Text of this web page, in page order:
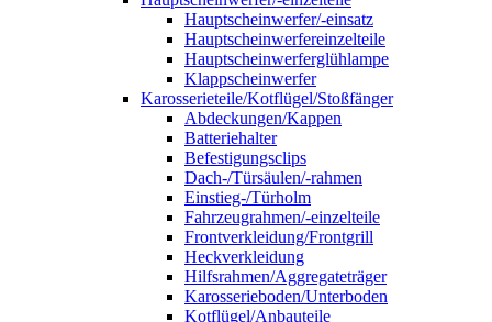
Hauptscheinwerfer/-einsatz
Hauptscheinwerfereinzelteile
Hauptscheinwerferglühlampe
Klappscheinwerfer
Karosserieteile/Kotflügel/Stoßfänger
Abdeckungen/Kappen
Batteriehalter
Befestigungsclips
Dach-/Türsäulen/-rahmen
Einstieg-/Türholm
Fahrzeugrahmen/-einzelteile
Frontverkleidung/Frontgrill
Heckverkleidung
Hilfsrahmen/Aggregateträger
Karosserieboden/Unterboden
Kotflügel/Anbauteile